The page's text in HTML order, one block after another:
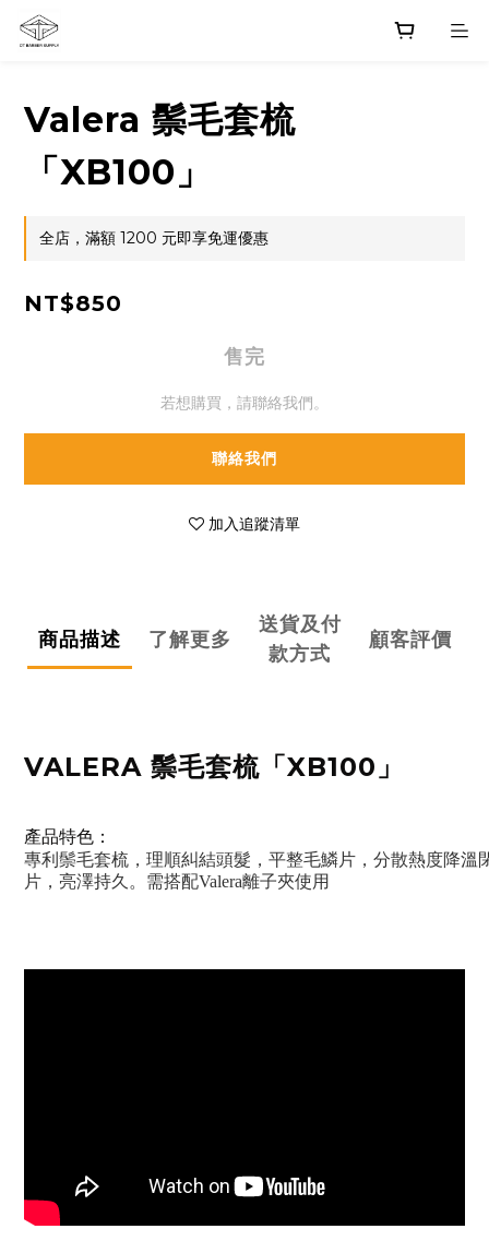
Valera 鬃毛套梳
「XB100」
全店，滿額 1200 元即享免運優惠
NT$850
售完
若想購買，請聯絡我們。
聯絡我們
加入追蹤清單
商品描述 了解更多
送貨及付
款方式
顧客評價
VALERA 鬃毛套梳「XB100」
產品特色：
專利鬃毛套梳，理順糾結頭髮，平整毛鱗片，分散熱度降溫
片，亮澤持久。需搭配Valera離子夾使用